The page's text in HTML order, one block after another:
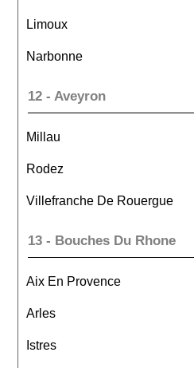
Limoux
Narbonne
12 - Aveyron
Millau
Rodez
Villefranche De Rouergue
13 - Bouches Du Rhone
Aix En Provence
Arles
Istres